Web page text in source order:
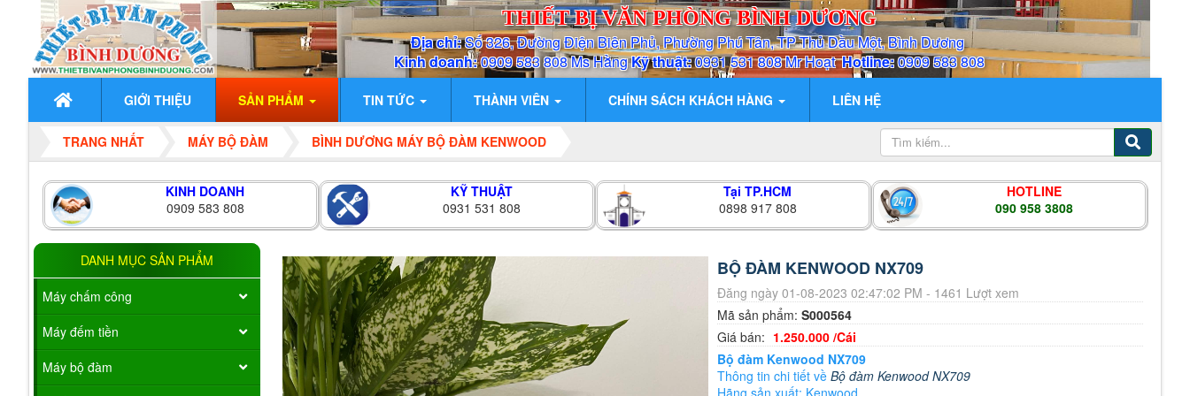
THIẾT BỊ VĂN PHÒNG BÌNH DƯƠNG
Địa chỉ:Số 326, Đường Điện Biên Phủ, Phường Phú Tân, TP Thủ Dầu Một, Bình Dương
Kinh doanh:0909 583 808 Ms HằngKỹ thuật:0931 531 808 Mr HoạtHotline:0909 583 808
GIỚI THIỆU SẢN PHẨM TIN TỨC THÀNH VIÊN CHÍNH SÁCH KHÁCH HÀNG LIÊN HỆ
TRANG NHẤT MÁY BỘ ĐÀM BÌNH DƯƠNG MÁY BỘ ĐÀM KENWOOD
KINH DOANH
0909 583 808
KỸ THUẬT
0931 531 808
Tại TP.HCM
0898 917 808
HOTLINE
090 958 3808
BỘ ĐÀM KENWOOD NX709
Đăng ngày 01-08-2023 02:47:02 PM - 1461 Lượt xem
Mã sản phẩm:S000564
Giá bán: 1.250.000 /Cái
Bộ đàm Kenwood NX709
Thông tin chi tiết vềBộ đàm Kenwood NX709
Hãng sản xuất: Kenwood
DANH MỤC SẢN PHẨM
Máy chấm công
Máy đếm tiền
Máy bộ đàm